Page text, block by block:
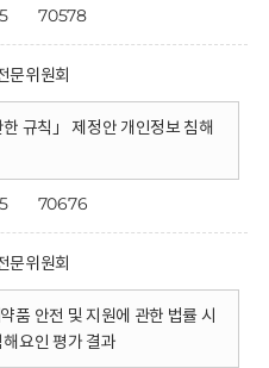
70578
문위원회
규칙」 제정안 개인정보 침해
70676
문위원회
품 안전 및 지원에 관한 법률 시
요인 평가 결과